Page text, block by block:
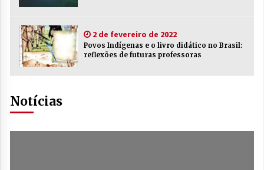
2 de fevereiro de 2022
Povos Indígenas e o livro didático no Brasil:
reflexões de futuras professoras
Notícias